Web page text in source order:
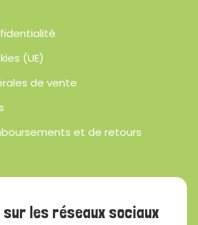
(UE)
de vente
et de retours
sur les réseaux sociaux